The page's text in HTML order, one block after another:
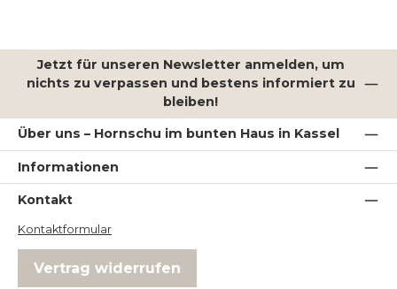
Jetzt für unseren Newsletter anmelden, um
nichts zu verpassen und bestens informiert zu
bleiben!
Über uns – Hornschu im bunten Haus in Kassel
Informationen
Kontakt
Kontaktformular
Vertrag widerrufen